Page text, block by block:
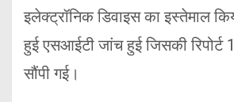
इलेक्ट्रॉनिक डिवाइस का इस्तेमाल
हुई एसआईटी जांच हुई जिसकी रिपोर्ट
सौंपी गई।